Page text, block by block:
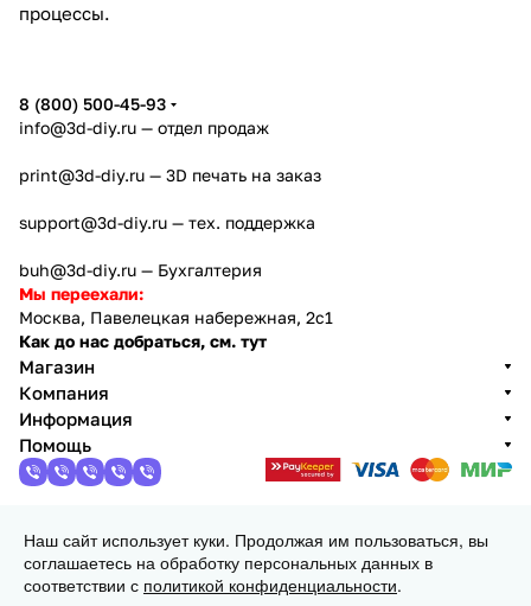
процессы.
8 (800) 500-45-93
info@3d-diy.ru — отдел продаж
print@3d-diy.ru — 3D печать на заказ
support@3d-diy.ru — тех. поддержка
buh@3d-diy.ru — Бухгалтерия
Мы переехали:
Москва, Павелецкая набережная, 2с1
Как до нас добраться, см. тут
Магазин
Компания
Информация
Помощь
2013 - 2026 © 3DiY (Тридиай) - интернет-магазин
комплектующих для 3D принтеров, ЧПУ станков и
робототехники
Наш сайт использует куки. Продолжая им пользоваться, вы
соглашаетесь на обработку персональных данных в
соответствии с политикой конфиденциальности.